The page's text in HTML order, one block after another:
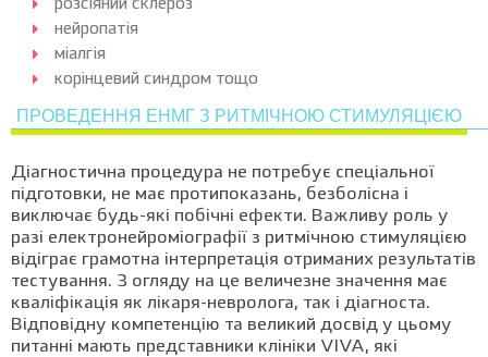
розсіяний склероз
нейропатія
міалгія
корінцевий синдром тощо
ПРОВЕДЕННЯ ЕНМГ З РИТМІЧНОЮ СТИМУЛЯЦІЄЮ
Діагностична процедура не потребує спеціальної
підготовки, не має протипоказань, безболісна і
виключає будь-які побічні ефекти. Важливу роль у
разі електронейроміографії з ритмічною стимуляцією
відіграє грамотна інтерпретація отриманих результатів
тестування. З огляду на це величезне значення має
кваліфікація як лікаря-невролога, так і діагноста.
Відповідну компетенцію та великий досвід у цьому
питанні мають представники клініки VIVA, які